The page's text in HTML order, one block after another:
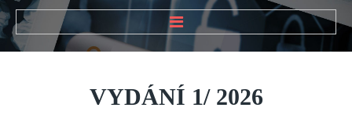
ÚVOD
O ČASOPISU
Historie
VYDÁNÍ 1/ 2026